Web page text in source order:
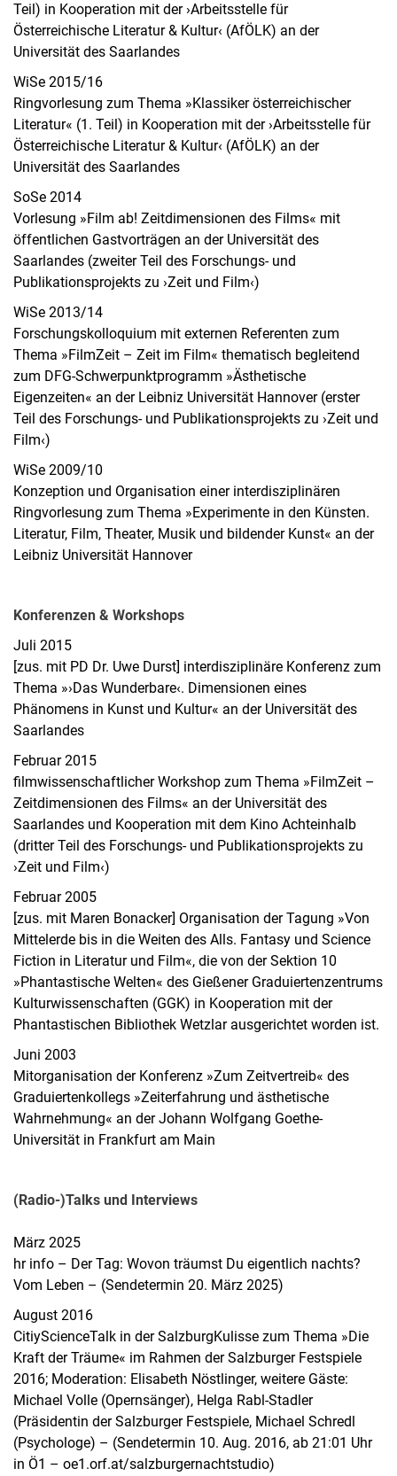
Teil) in Kooperation mit der ›Arbeitsstelle für
Österreichische Literatur & Kultur‹ (AfÖLK) an der
Universität des Saarlandes
WiSe 2015/16
Ringvorlesung zum Thema »Klassiker österreichischer
Literatur« (1. Teil) in Kooperation mit der ›Arbeitsstelle für
Österreichische Literatur & Kultur‹ (AfÖLK) an der
Universität des Saarlandes
SoSe 2014
Vorlesung »Film ab! Zeitdimensionen des Films« mit
öffentlichen Gastvorträgen an der Universität des
Saarlandes (zweiter Teil des Forschungs- und
Publikationsprojekts zu ›Zeit und Film‹)
WiSe 2013/14
Forschungskolloquium mit externen Referenten zum
Thema »FilmZeit – Zeit im Film« thematisch begleitend
zum DFG-Schwerpunktprogramm »Ästhetische
Eigenzeiten« an der Leibniz Universität Hannover (erster
Teil des Forschungs- und Publikationsprojekts zu ›Zeit und
Film‹)
WiSe 2009/10
Konzeption und Organisation einer interdisziplinären
Ringvorlesung zum Thema »Experimente in den Künsten.
Literatur, Film, Theater, Musik und bildender Kunst« an der
Leibniz Universität Hannover
Konferenzen & Workshops
Juli 2015
[zus. mit PD Dr. Uwe Durst] interdisziplinäre Konferenz zum
Thema »›Das Wunderbare‹. Dimensionen eines
Phänomens in Kunst und Kultur« an der Universität des
Saarlandes
Februar 2015
filmwissenschaftlicher Workshop zum Thema »FilmZeit –
Zeitdimensionen des Films« an der Universität des
Saarlandes und Kooperation mit dem Kino Achteinhalb
(dritter Teil des Forschungs- und Publikationsprojekts zu
›Zeit und Film‹)
Februar 2005
[zus. mit Maren Bonacker] Organisation der Tagung »Von
Mittelerde bis in die Weiten des Alls. Fantasy und Science
Fiction in Literatur und Film«, die von der Sektion 10
»Phantastische Welten« des Gießener Graduiertenzentrums
Kulturwissenschaften (GGK) in Kooperation mit der
Phantastischen Bibliothek Wetzlar ausgerichtet worden ist.
Juni 2003
Mitorganisation der Konferenz »Zum Zeitvertreib« des
Graduiertenkollegs »Zeiterfahrung und ästhetische
Wahrnehmung« an der Johann Wolfgang Goethe-
Universität in Frankfurt am Main
(Radio-)Talks und Interviews
März 2025
hr info – Der Tag: Wovon träumst Du eigentlich nachts?
Vom Leben – (Sendetermin 20. März 2025)
August 2016
CitiyScienceTalk in der SalzburgKulisse zum Thema »Die
Kraft der Träume« im Rahmen der Salzburger Festspiele
2016; Moderation: Elisabeth Nöstlinger, weitere Gäste:
Michael Volle (Opernsänger), Helga Rabl-Stadler
(Präsidentin der Salzburger Festspiele, Michael Schredl
(Psychologe) – (Sendetermin 10. Aug. 2016, ab 21:01 Uhr
in Ö1 – oe1.orf.at/salzburgernachtstudio)